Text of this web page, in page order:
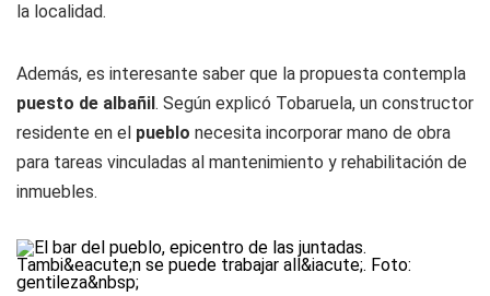
la localidad.
Además, es interesante saber que la propuesta contempla
puesto de albañil. Según explicó Tobaruela, un constructor
residente en el pueblo necesita incorporar mano de obra
para tareas vinculadas al mantenimiento y rehabilitación de
inmuebles.